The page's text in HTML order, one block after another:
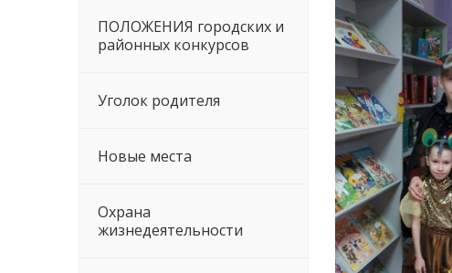
ПОЛОЖЕНИЯ городских и
районных конкурсов
Уголок родителя
Новые места
Охрана
жизнедеятельности